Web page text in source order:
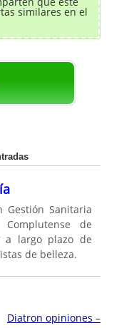
similares en el
Gestión Sanitaria
de
a largo plazo de
de belleza.
Diatron opiniones –